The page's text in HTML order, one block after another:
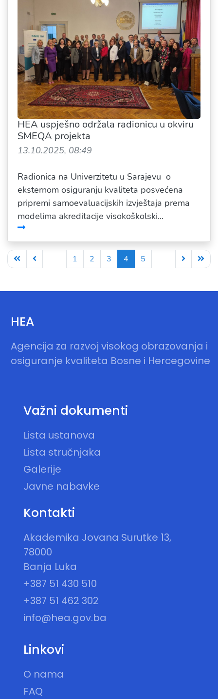
HEA uspješno održala radionicu u okviru
SMEQA projekta
13.10.2025, 08:49
Radionica na Univerzitetu u Sarajevu o
eksternom osiguranju kvaliteta posvećena
pripremi samoevaluacijskih izvještaja prema
modelima akreditacije visokoškolski...
1 2 3 4 5
HEA
Agencija za razvoj visokog obrazovanja i
osiguranje kvaliteta Bosne i Hercegovine
Važni dokumenti
Lista ustanova
Lista stručnjaka
Galerije
Javne nabavke
Kontakti
Akademika Jovana Surutke 13,
78000
Banja Luka
+387 51 430 510
+387 51 462 302
info@hea.gov.ba
Linkovi
O nama
FAQ